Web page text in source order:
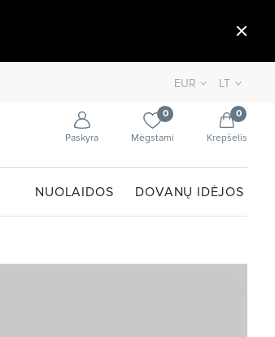
EUR LT
Paskyra
0
Mėgstami
0
Krepšelis
NUOLAIDOS DOVANŲ IDĖJOS